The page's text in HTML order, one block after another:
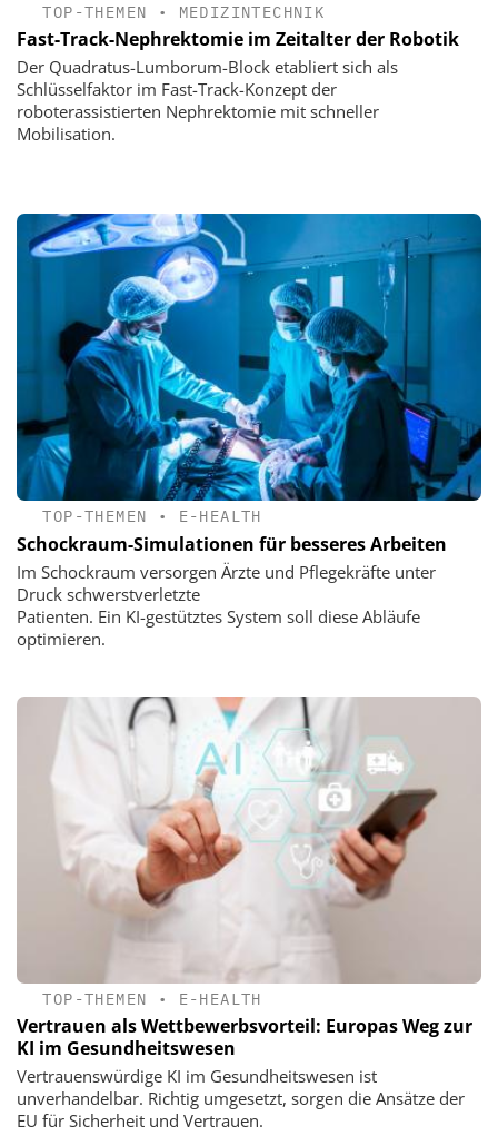
TOP-THEMEN • MEDIZINTECHNIK
Fast-Track-Nephrektomie im Zeitalter der Robotik
Der Quadratus-Lumborum-Block etabliert sich als
Schlüsselfaktor im Fast-Track-Konzept der
roboterassistierten Nephrektomie mit schneller
Mobilisation.
TOP-THEMEN • E-HEALTH
Schockraum-Simulationen für besseres Arbeiten
Im Schockraum versorgen Ärzte und Pflegekräfte unter
Druck schwerstverletzte
Patienten. Ein KI-gestütztes System soll diese Abläufe
optimieren.
TOP-THEMEN • E-HEALTH
Vertrauen als Wettbewerbsvorteil: Europas Weg zur
KI im Gesundheitswesen
Vertrauenswürdige KI im Gesundheitswesen ist
unverhandelbar. Richtig umgesetzt, sorgen die Ansätze der
EU für Sicherheit und Vertrauen.